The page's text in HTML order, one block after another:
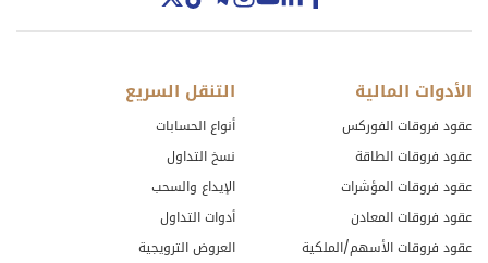
الأدوات المالية
عقود فروقات الفوركس
عقود فروقات الطاقة
عقود فروقات المؤشرات
عقود فروقات المعادن
عقود فروقات الأسهم/الملكية
التنقل السريع
أنواع الحسابات
نسخ التداول
الإيداع والسحب
أدوات التداول
العروض الترويجية